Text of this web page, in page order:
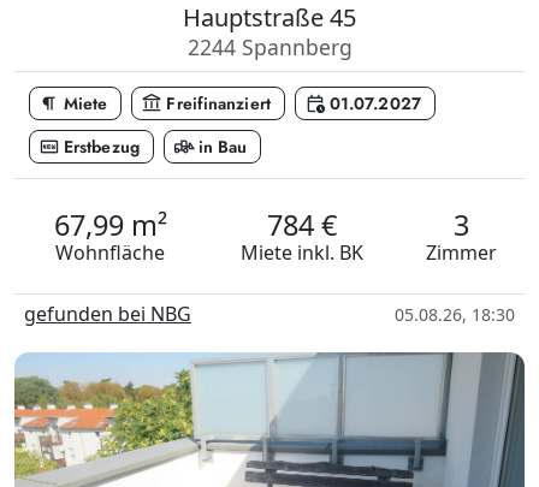
Hauptstraße 45
2244 Spannberg
format_paragraph Miete account_balance Freifinanziert calendar_clock 01.07.2027
fiber_new Erstbezug front_loader in Bau
67,99 m²
Wohnfläche
784 €
Miete inkl. BK
3
Zimmer
gefunden bei NBG 05.08.26, 18:30